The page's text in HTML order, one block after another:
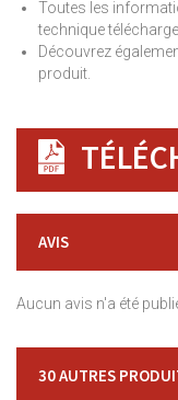
Toutes les
technique
Découvrez
produit.
AVIS
Aucun avis n'a été
30 AUTRES